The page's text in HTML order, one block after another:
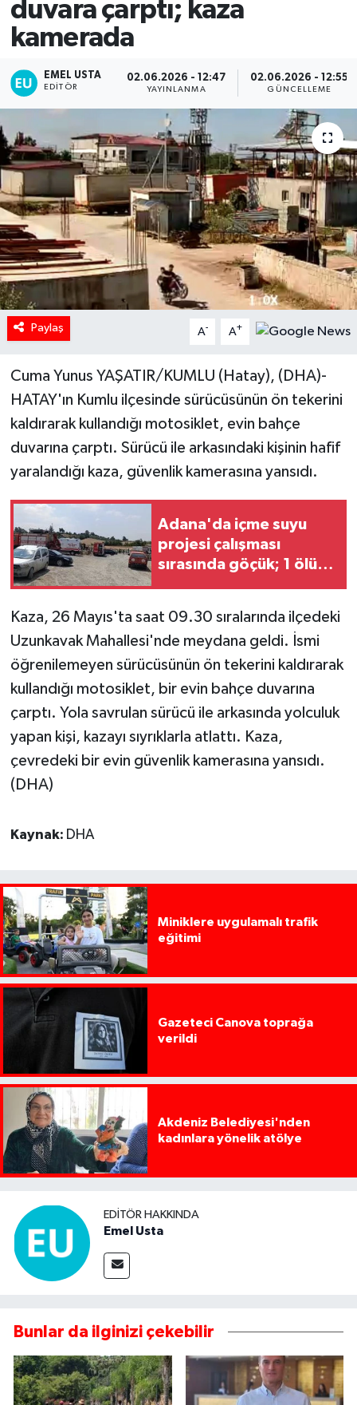
duvara çarptı; kaza
kamerada
EMEL USTA
EDITÖR
02.06.2026 - 12:47
YAYINLANMA
02.06.2026 - 12:55
GÜNCELLEME
Paylaş A- A+
Cuma Yunus YAŞATIR/KUMLU (Hatay), (DHA)-
HATAY'ın Kumlu ilçesinde sürücüsünün ön tekerini
kaldırarak kullandığı motosiklet, evin bahçe
duvarına çarptı. Sürücü ile arkasındaki kişinin hafif
yaralandığı kaza, güvenlik kamerasına yansıdı.
Adana'da içme suyu
projesi çalışması
sırasında göçük; 1 ölü, 1
Kaza, 26 Mayıs'ta saat 09.30 sıralarında ilçedeki
Uzunkavak Mahallesi'nde meydana geldi. İsmi
öğrenilemeyen sürücüsünün ön tekerini kaldırarak
kullandığı motosiklet, bir evin bahçe duvarına
çarptı. Yola savrulan sürücü ile arkasında yolculuk
yapan kişi, kazayı sıyrıklarla atlattı. Kaza,
çevredeki bir evin güvenlik kamerasına yansıdı.
(DHA)
Kaynak: DHA
Miniklere uygulamalı trafik
eğitimi
Gazeteci Canova toprağa
verildi
Akdeniz Belediyesi'nden
kadınlara yönelik atölye
EDITÖR HAKKINDA
Emel Usta
Bunlar da ilginizi çekebilir